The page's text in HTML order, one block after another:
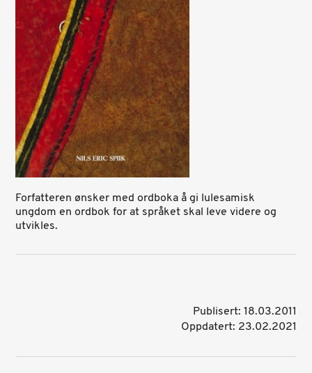
Forfatteren ønsker med ordboka å gi lulesamisk
ungdom en ordbok for at språket skal leve videre og
utvikles.
Publisert: 18.03.2011
Oppdatert: 23.02.2021